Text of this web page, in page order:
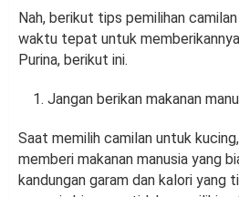
Nah, berikut tips pemilihan
waktu tepat untuk
Purina, berikut ini.
Jangan berikan makanan
Saat memilih camilan untuk
memberi makanan manusia yang
kandungan garam dan kalori yang